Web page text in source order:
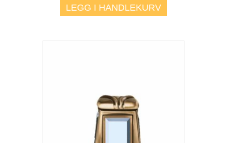
LEGG I HANDLEKURV